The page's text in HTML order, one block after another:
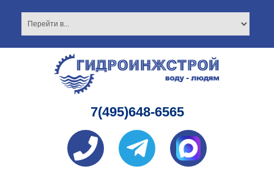
7(495)648-6565